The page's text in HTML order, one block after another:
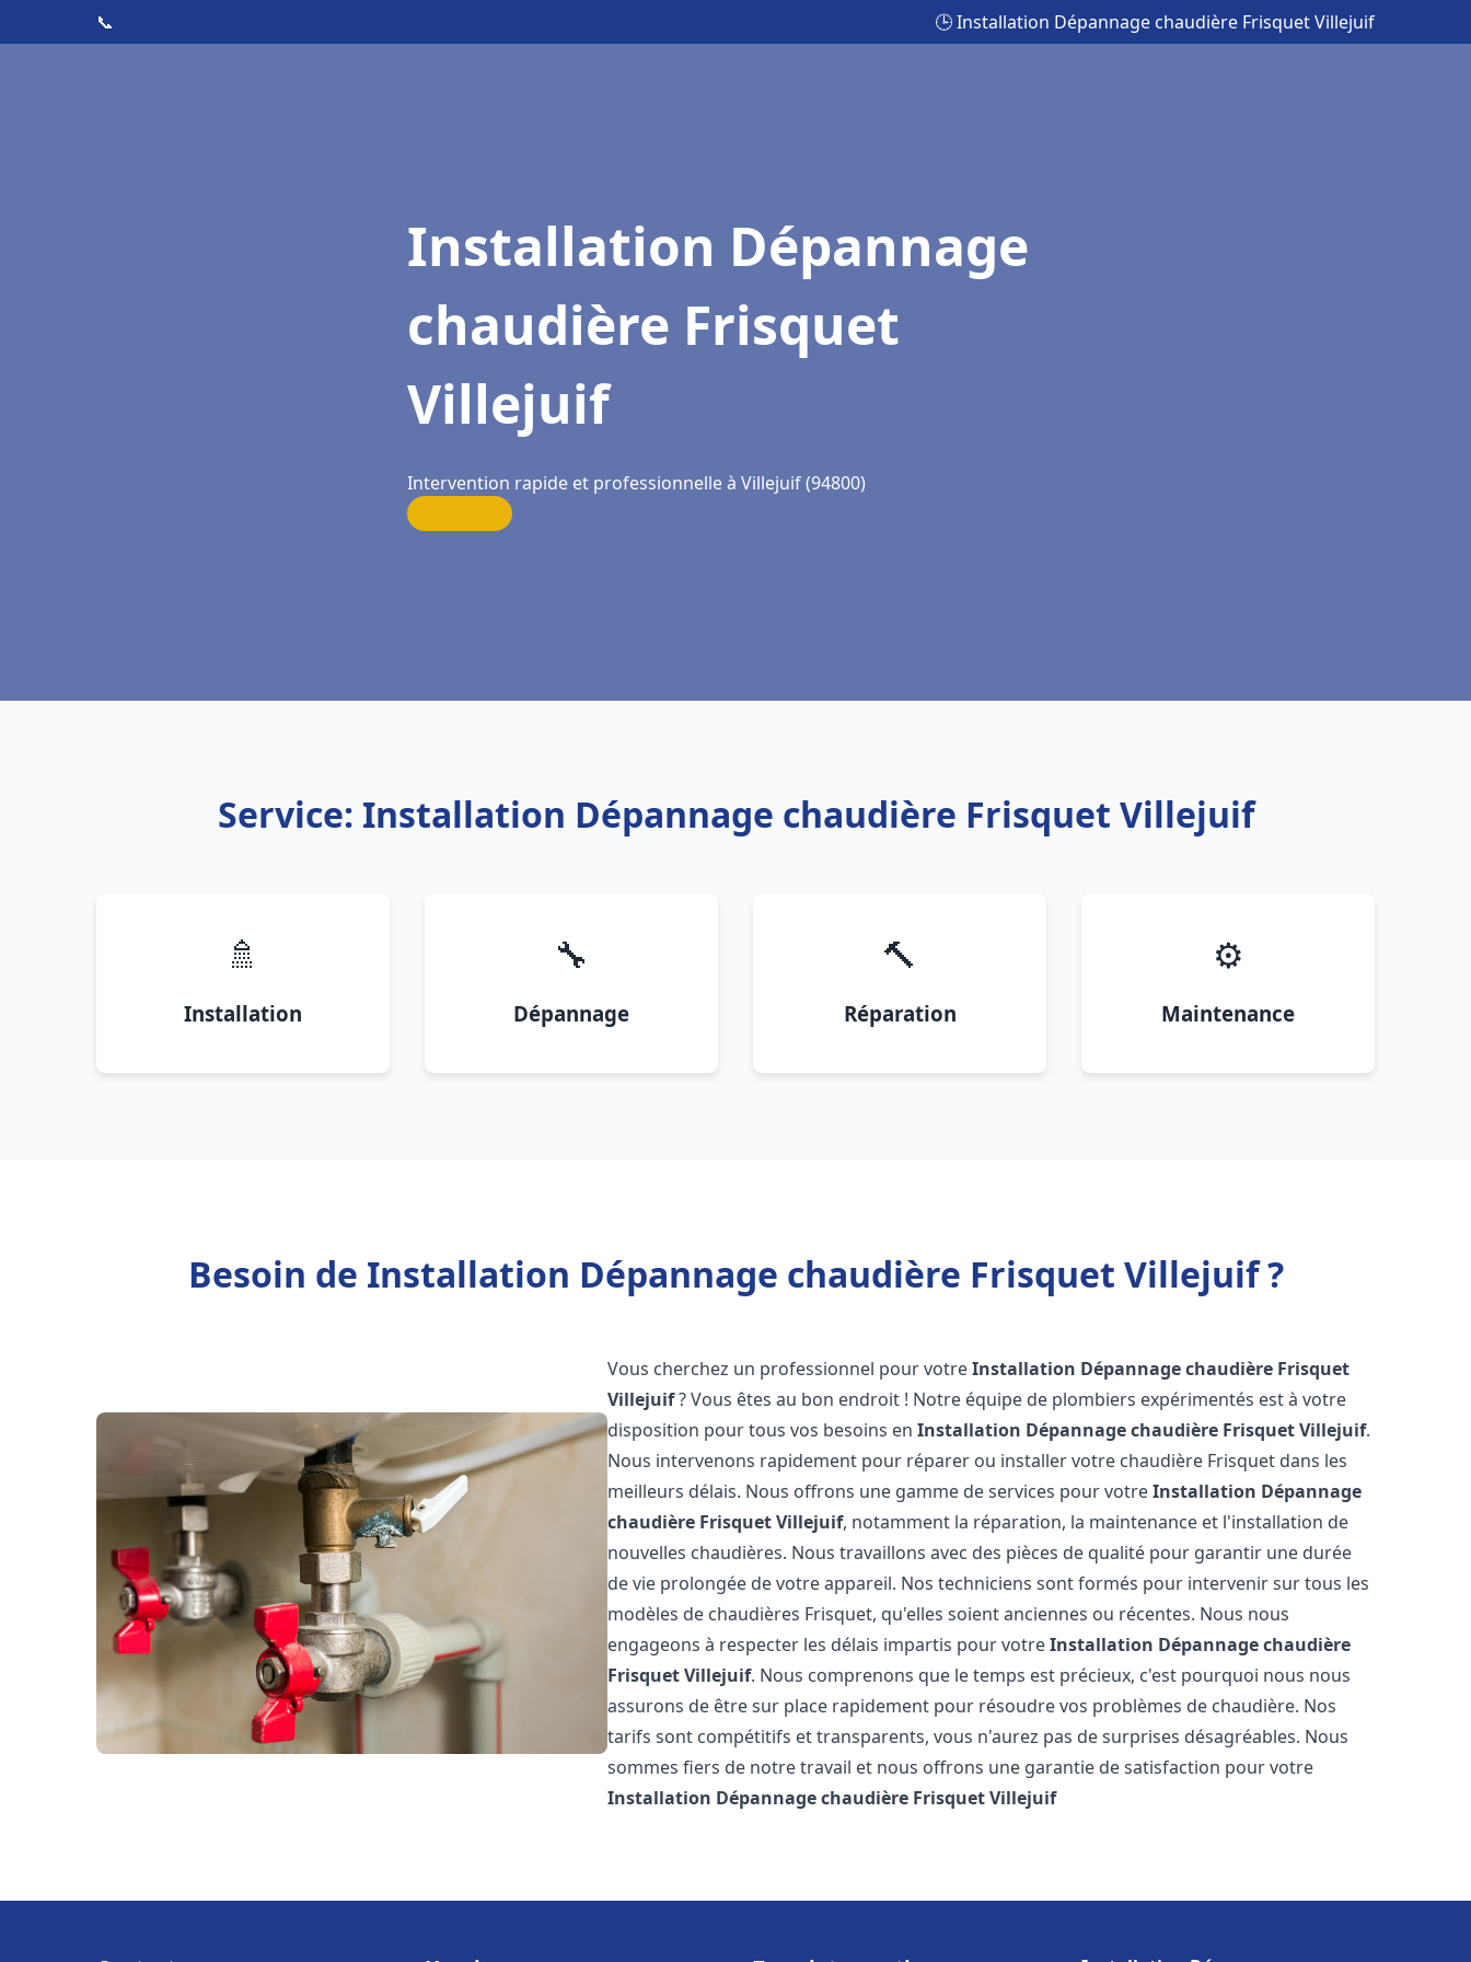
📞 🕒 Installation Dépannage chaudière Frisquet Villejuif
Installation Dépannage
chaudière Frisquet
Villejuif
Intervention rapide et professionnelle à Villejuif (94800)
Service: Installation Dépannage chaudière Frisquet Villejuif
🚿
Installation
🔧
Dépannage
🔨
Réparation
⚙️
Maintenance
Besoin de Installation Dépannage chaudière Frisquet Villejuif ?
Vous cherchez un professionnel pour votreInstallation Dépannage chaudière Frisquet
Villejuif? Vous êtes au bon endroit ! Notre équipe de plombiers expérimentés est à votre
disposition pour tous vos besoins enInstallation Dépannage chaudière FrisquetVillejuif.
Nous intervenons rapidement pour réparer ou installer votre chaudière Frisquet dans les
meilleurs délais. Nous offrons une gamme de services pour votreInstallation Dépannage
chaudière FrisquetVillejuif, notamment la réparation, la maintenance et l'installation de
nouvelles chaudières. Nous travaillons avec des pièces de qualité pour garantir une durée
de vie prolongée de votre appareil. Nos techniciens sont formés pour intervenir sur tous les
modèles de chaudières Frisquet, qu'elles soient anciennes ou récentes. Nous nous
engageons à respecter les délais impartis pour votreInstallation Dépannage chaudière
FrisquetVillejuif. Nous comprenons que le temps est précieux, c'est pourquoi nous nous
assurons de être sur place rapidement pour résoudre vos problèmes de chaudière. Nos
tarifs sont compétitifs et transparents, vous n'aurez pas de surprises désagréables. Nous
sommes fiers de notre travail et nous offrons une garantie de satisfaction pour votre
Installation Dépannage chaudière FrisquetVillejuif